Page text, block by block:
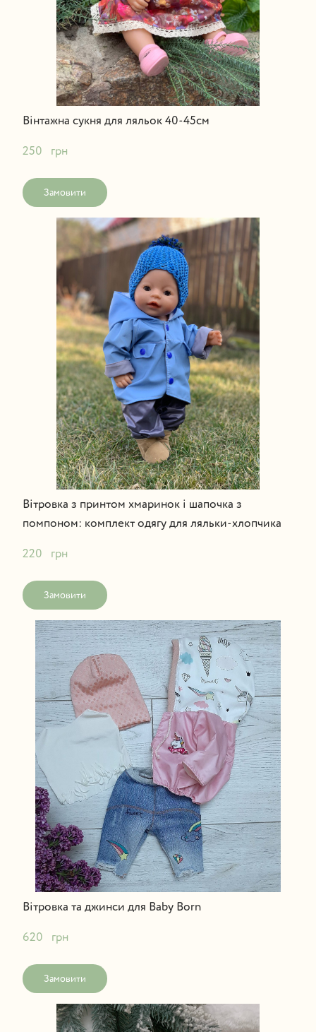
Вінтажна сукня для ляльок 40-45см
250   грн
Замовити
Вітровка з принтом хмаринок і шапочка з
помпоном: комплект одягу для ляльки-хлопчика
220   грн
Замовити
Вітровка та джинси для Baby Born
620   грн
Замовити